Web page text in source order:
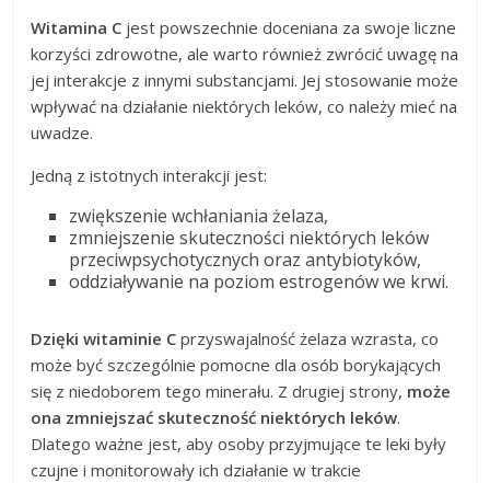
Witamina C jest powszechnie doceniana za swoje liczne
korzyści zdrowotne, ale warto również zwrócić uwagę na
jej interakcje z innymi substancjami. Jej stosowanie może
wpływać na działanie niektórych leków, co należy mieć na
uwadze.
Jedną z istotnych interakcji jest:
zwiększenie wchłaniania żelaza,
zmniejszenie skuteczności niektórych leków
przeciwpsychotycznych oraz antybiotyków,
oddziaływanie na poziom estrogenów we krwi.
Dzięki witaminie C przyswajalność żelaza wzrasta, co
może być szczególnie pomocne dla osób borykających
się z niedoborem tego minerału. Z drugiej strony, może
ona zmniejszać skuteczność niektórych leków.
Dlatego ważne jest, aby osoby przyjmujące te leki były
czujne i monitorowały ich działanie w trakcie